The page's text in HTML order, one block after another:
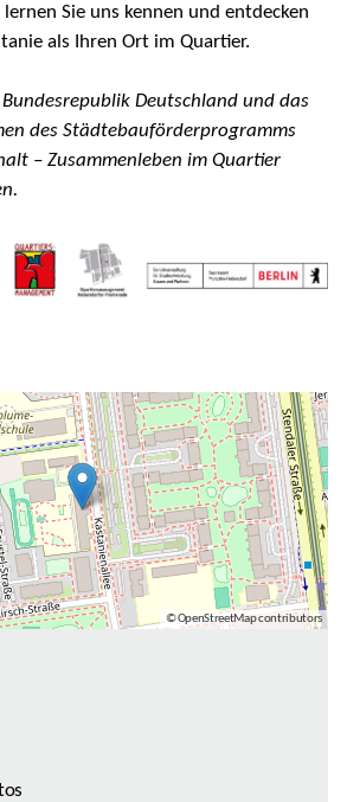
Sie uns kennen und entdecken
als Ihren Ort im Quartier.
Deutschland und das
des Städtebauförderprogramms
– Zusammenleben im Quartier
© OpenStreetMap contributors